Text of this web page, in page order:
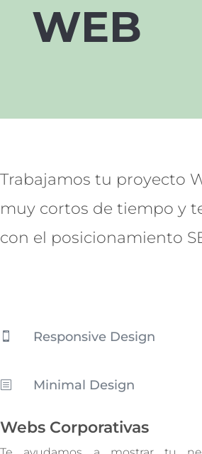
WEB
Trabajamos tu proyecto
muy cortos de tiempo y
con el posicionamiento
 Responsive Design
b Minimal Design
Webs Corporativas